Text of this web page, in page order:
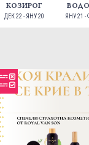
КОЗИРОГ
ДЕК 22 - ЯНУ 20 ЯНУ 21 -